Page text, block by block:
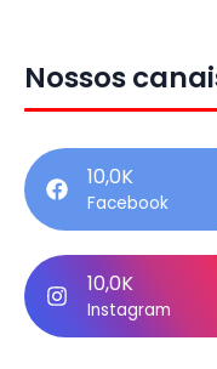
Nossos
10,0K
Facebook
10,0K
Instagram